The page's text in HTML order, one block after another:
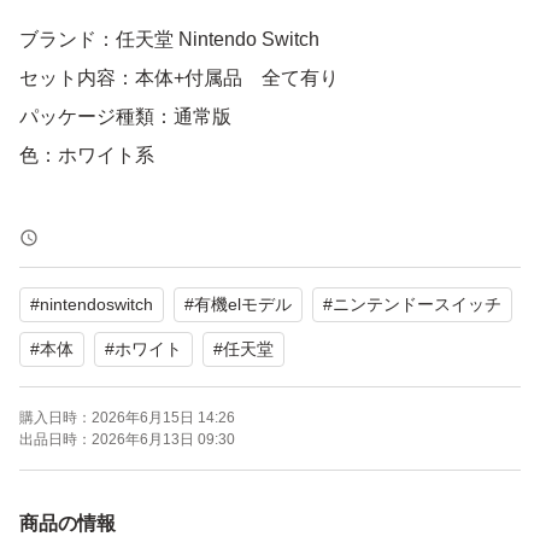
ブランド：任天堂 Nintendo Switch
セット内容：本体+付属品 全て有り
パッケージ種類：通常版
色：ホワイト系
[内容]
・Nintendo Switch(有機ELモデル)本体
・Nintendo Switchドック
・Joy-Con×2
・Joy-Conストラップ×2
・Joy-Conグリップ
#nintendoswitch #有機elモデル #ニンテンドースイッチ
#本体 #ホワイト #任天堂
購入日時： 2026年6月15日 14:26
出品日時： 2026年6月13日 09:30
商品の情報